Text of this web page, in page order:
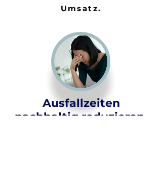
Umsatz.
Ausfallzeiten
nachhaltig reduzieren,